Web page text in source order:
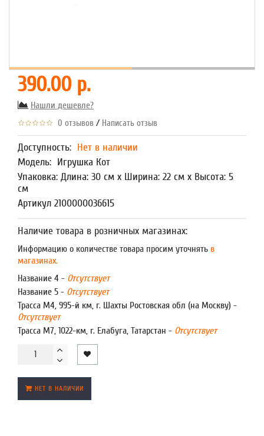
390.00 р.
Нашли дешевле?
0 отзывов / Написать отзыв
Доступность: Нет в наличии
Модель: Игрушка Кот
Упаковка: Длина: 30 см x Ширина: 22 см x Высота: 5
см
Артикул 2100000036615
Наличие товара в розничных магазинах:
Информацию о количестве товара просим уточнять в
магазинах.
Название 4 - Отсутствует
Название 5 - Отсутствует
Трасса М4, 995-й км, г. Шахты Ростовская обл (на Москву) -
Отсутствует
Трасса М7, 1022-км, г. Елабуга, Татарстан - Отсутствует
НЕТ В НАЛИЧИИ